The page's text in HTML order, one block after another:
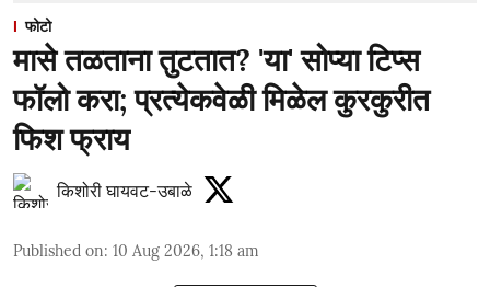
फोटो
मासे तळताना तुटतात? 'या' सोप्या टिप्स
फॉलो करा; प्रत्येकवेळी मिळेल कुरकुरीत
फिश फ्राय
किशोरी घायवट-उबाळे
Published on: 10 Aug 2026, 1:18 am